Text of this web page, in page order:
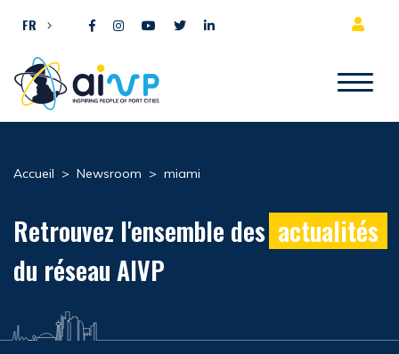
FR
Accueil > Newsroom > miami
Retrouvez l'ensemble des actualités
du réseau AIVP